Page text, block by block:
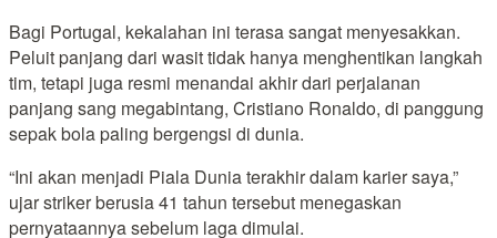
Bagi Portugal, kekalahan ini terasa sangat menyesakkan.
Peluit panjang dari wasit tidak hanya menghentikan langkah
tim, tetapi juga resmi menandai akhir dari perjalanan
panjang sang megabintang, Cristiano Ronaldo, di panggung
sepak bola paling bergengsi di dunia.
“Ini akan menjadi Piala Dunia terakhir dalam karier saya,”
ujar striker berusia 41 tahun tersebut menegaskan
pernyataannya sebelum laga dimulai.